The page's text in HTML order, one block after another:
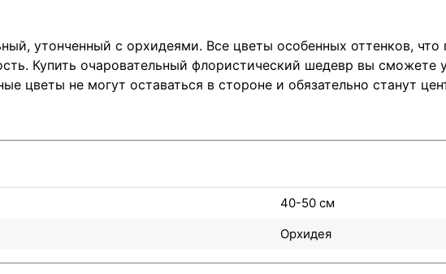
утонченный с орхидеями. Все цветы особенных оттенков,
Купить очаровательный флористический шедевр вы сможете
цветы не могут оставаться в стороне и обязательно станут
40-50 см
Орхидея